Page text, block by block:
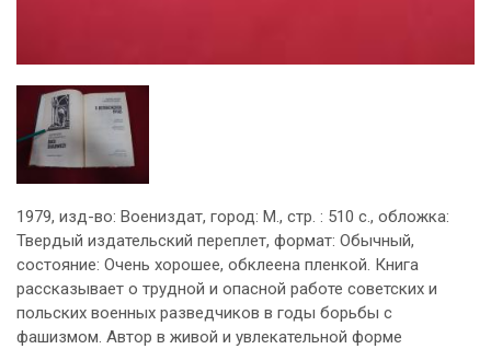
1979, изд-во: Воениздат, город: М., стр. : 510 с., обложка:
Твердый издательский переплет, формат: Обычный,
состояние: Очень хорошее, обклеена пленкой. Книга
рассказывает о трудной и опасной работе советских и
польских военных разведчиков в годы борьбы с
фашизмом. Автор в живой и увлекательной форме